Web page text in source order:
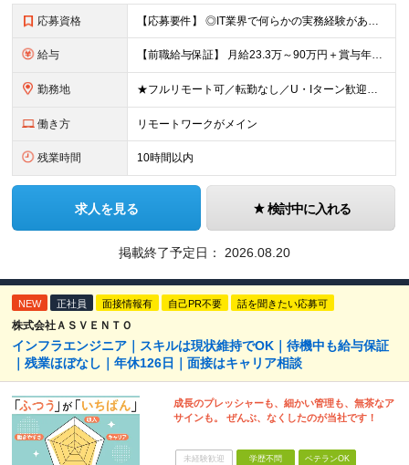
応募資格 【応募要件】 ◎IT業界で何らかの実務経験がある方 └2～3ヶ月の実務経験のある方は歓迎します！ 例）PCキッティングやモバイル通信基地局の業務経験者など インフラエンジニアとしてご経験のある方は、
給与 【前職給与保証】 月給23.3万～90万円＋賞与年2回＋インセンティブ ★年収1000万円以上の実績あり！ ※上記月給には月20～30時間分（2万9,300円～21万7,900円）の固定残業代を含み
勤務地 ★フルリモート可／転勤なし／U・Iターン歓迎★ ◎勤務地は相談の上、ご自宅近くに調整します！ 【勤務地】 本社、または東京／埼玉／千葉／神奈川／愛知／仙台のクライアント先 ◎完全在宅（フルリモート）
働き方 リモートワークがメイン
残業時間 10時間以内
求人を見る 検討中に入れる
掲載終了予定日： 2026.08.20
NEW 正社員 面接情報有 自己PR不要 話を聞きたい応募可
株式会社ＡＳＶＥＮＴＯ
インフラエンジニア｜スキルは現状維持でOK｜待機中も給与保証
｜残業ほぼなし｜年休126日｜面接はキャリア相談
成長のプレッシャーも、細かい管理も、無茶なア
サインも。 ぜんぶ、なくしたのが当社です！
未経験歓迎 学歴不問 ベテランOK